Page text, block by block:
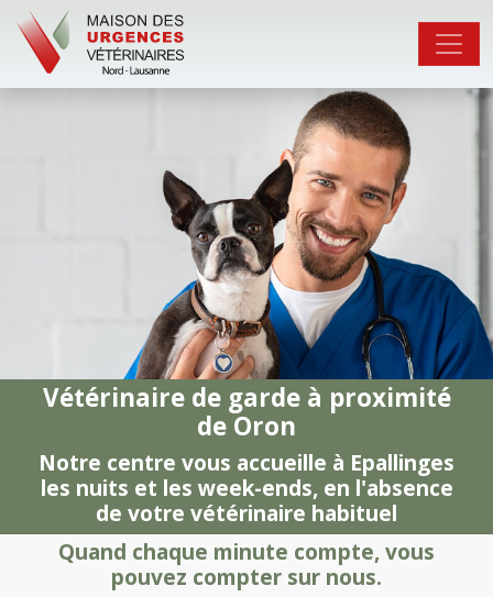
Vétérinaire de garde à proximité
de Oron
Notre centre vous accueille à Epallinges
les nuits et les week-ends, en l'absence
de votre vétérinaire habituel
Quand chaque minute compte, vous
pouvez compter sur nous.